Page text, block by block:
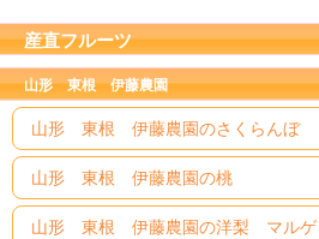
産直フルーツ
山形 東根 伊藤農園
山形 東根 伊藤農園のさくらんぼ
山形 東根 伊藤農園の桃
山形 東根 伊藤農園の洋梨 マルゲ